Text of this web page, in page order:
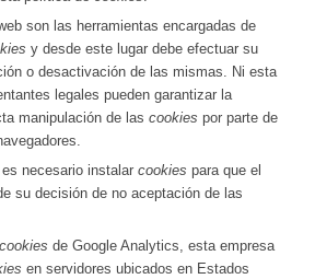
son las herramientas encargadas de
y desde este lugar debe efectuar su
o desactivación de las mismas. Ni esta
legales pueden garantizar la
manipulación de las cookies por parte de
necesario instalar cookies para que el
su decisión de no aceptación de las
cookies de Google Analytics, esta empresa
en servidores ubicados en Estados